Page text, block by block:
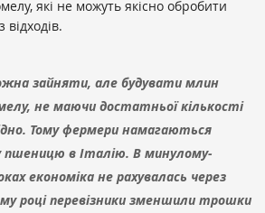
які не можуть якісно обробити
зайняти, але будувати млин
не маючи достатньої кількості
Тому фермери намагаються
пшеницю в Італію. В минулому-
економіка не рахувалась через
році перевізники зменшили трошки